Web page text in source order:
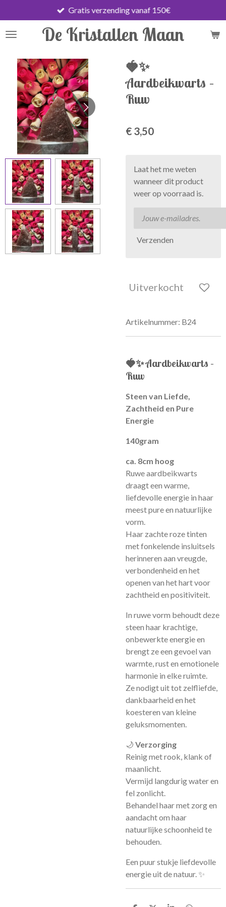
direct
naar
hoofdinhoud
De Kristallen Maan
Gratis verzending vanaf 150€
🍓✨
Aardbeikwarts –
Ruw
€ 3,50
Laat het me weten
wanneer dit product
weer op voorraad is.
Verzenden
Uitverkocht
Artikelnummer: B24
🍓✨Aardbeikwarts –
Ruw
Steen van Liefde,
Zachtheid en Pure
Energie
140gram
ca. 8cm hoog
Ruwe aardbeikwarts
draagt een warme,
liefdevolle energie in haar
meest pure en natuurlijke
vorm.
Haar zachte roze tinten
met fonkelende insluitsels
herinneren aan vreugde,
verbondenheid en het
openen van het hart voor
zachtheid en positiviteit.
In ruwe vorm behoudt deze
steen haar krachtige,
onbewerkte energie en
brengt ze een gevoel van
warmte, rust en emotionele
harmonie in elke ruimte.
Ze nodigt uit tot zelfliefde,
dankbaarheid en het
koesteren van kleine
geluksmomenten.
🌙 Verzorging
Reinig met rook, klank of
maanlicht.
Vermijd langdurig water en
fel zonlicht.
Behandel haar met zorg en
aandacht om haar
natuurlijke schoonheid te
behouden.
Een puur stukje liefdevolle
energie uit de natuur. ✨